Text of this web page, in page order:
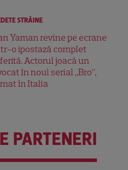
STRĂINE
Yaman revine pe ecrane
o ipostază complet
Actorul joacă un
în noul serial „Bro”,
în Italia
PARTENERI